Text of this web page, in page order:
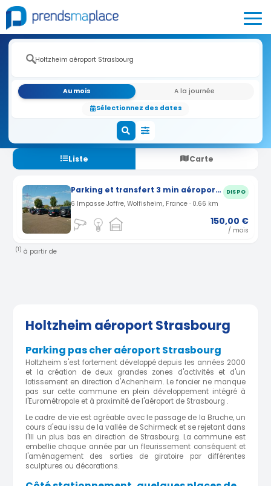
Au mois
A la journée
Sélectionnez des dates
Liste Carte
Parking et transfert 3 min aéroport Strasbourg Entzheim (67) DISPO
6 Impasse Joffre, Wolfisheim, France · 0.66 km
150,00 €
/ mois
(1) à partir de
Holtzheim aéroport Strasbourg
Parking pas cher aéroport Strasbourg
Holtzheim s'est fortement développé depuis les années 2000
et la création de deux grandes zones d'activités et d'un
lotissement en direction d'Achenheim. Le foncier ne manque
pas sur cette commune en plein développement intégré à
l'Eurométropole et à proximité de l'aéroport de Strasbourg .
Le cadre de vie est agréable avec le passage de la Bruche, un
cours d'eau issu de la vallée de Schirmeck et se rejetant dans
l'Ill un plus bas en direction de Strasbourg. La commune est
embellie chaque année par un fleurissement conséquent et
l'aménagement des sorties de giratoire par différentes
sculptures ou décorations.